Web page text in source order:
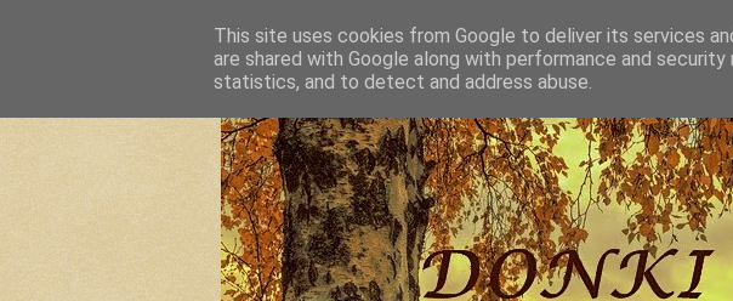
This site uses cookies from Google to deliver its services
are shared with Google along with performance and
statistics, and to detect and address abuse.